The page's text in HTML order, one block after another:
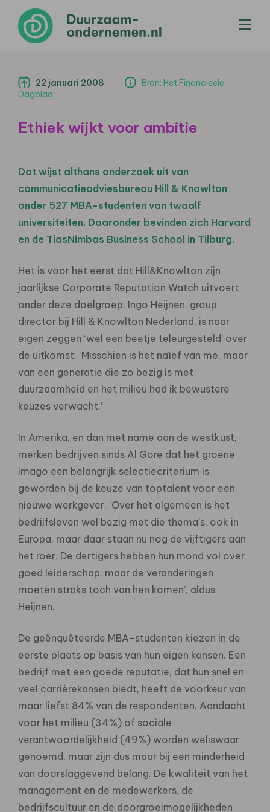
22 januari 2008
Bron: Het Financieele
Dagblad
Ethiek wijkt voor ambitie
Dat wijst althans onderzoek uit van
communicatieadviesbureau Hill & Knowlton
onder 527 MBA-studenten van twaalf
universiteiten. Daaronder bevinden zich Harvard
en de TiasNimbas Business School in Tilburg.
Het is voor het eerst dat Hill&Knowlton zijn
jaarlijkse Corporate Reputation Watch uitvoert
onder deze doelgroep. Ingo Heijnen, group
director bij Hill & Knowlton Nederland, is naar
eigen zeggen ‘wel een beetje teleurgesteld’ over
de uitkomst. ‘Misschien is het naïef van me, maar
van een generatie die zo bezig is met
duurzaamheid en het milieu had ik bewustere
keuzes verwacht.’
In Amerika, en dan met name aan de westkust,
merken bedrijven sinds Al Gore dat het groene
imago een belangrijk selectiecriterium is
geworden bij de keuze van toptalent voor een
nieuwe werkgever. ‘Over het algemeen is het
bedrijfsleven wel bezig met die thema’s, ook in
Europa, maar daar staan nu nog de vijftigers aan
het roer. De dertigers hebben hun mond vol over
goed leiderschap, maar de veranderingen
moeten straks toch van hen komen’, aldus
Heijnen.
De geënquêteerde MBA-studenten kiezen in de
eerste plaats op basis van hun eigen kansen. Een
bedrijf met een goede reputatie, dat hun snel en
veel carrièrekansen biedt, heeft de voorkeur van
maar liefst 84% van de respondenten. Aandacht
voor het milieu (34%) of sociale
verantwoordelijkheid (49%) worden weliswaar
genoemd, maar zijn dus maar bij een minderheid
van doorslaggevend belang. De kwaliteit van het
management en de medewerkers, de
bedrijfscultuur en de doorgroeimogelijkheden